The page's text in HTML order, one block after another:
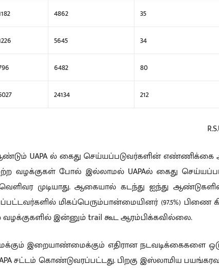
4862 35
5645 34
6482 80
24134 212
UAPA ல் கைது செய்யப்படுவர்களின் எண்ணிக்கை
வழக்குகள் போல் இல்லாமல் UAPAல் கைது
முடியாது. ஆகையால் கடந்து ஐந்து
மிகப்பெரும்பான்மையினர் (97.5%) பிணை
இன்னும் trail கூட ஆரம்பிக்கவில்லை.
இறையாண்மைக்கும் எதிரான நடவடிக்கைகளை
UAPA சட்டம் கொண்டுவரப்பட்டது. பிறகு இஸ்லாமிய